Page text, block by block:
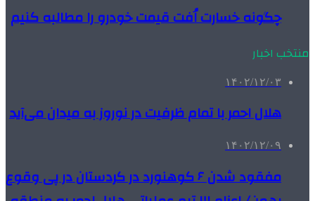
چگونه خسارت اُفت قیمت خودرو را مطالبه کنیم
منتخب اخبار
۱۴۰۲/۱۲/۰۳
هلال احمر با تمام ظرفیت در نوروز به میدان می‌آید
۱۴۰۲/۱۲/۰۹
مفقود شدن ۶ کوهنورد در کردستان در پی وقوع